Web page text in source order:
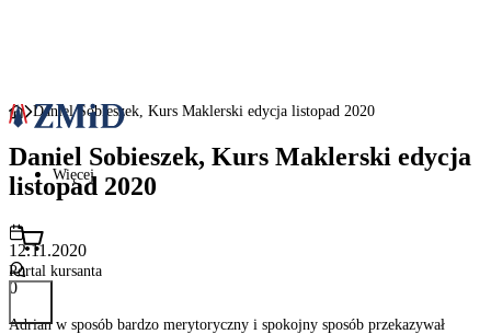
Więcej
Portal kursanta
Daniel Sobieszek, Kurs Maklerski edycja listopad 2020
Daniel Sobieszek, Kurs Maklerski edycja
listopad 2020
12.11.2020
0
Adrian w sposób bardzo merytoryczny i spokojny sposób przekazywał